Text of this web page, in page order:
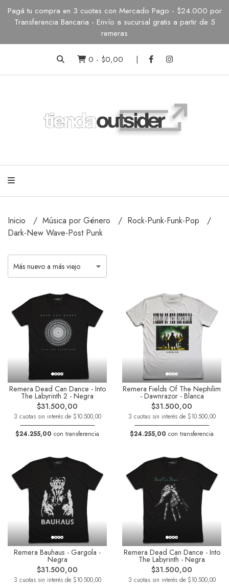
Pagá tu compra en 3 cuotas con Mercado Pago - $24.000 por
Transferencia Bancaria - Envío a sucursal gratis a partir de 5
remeras
0 - $0,00
Inicio Música por Género
Rock-Punk-Funk-Pop
Dark-New Wave-Post Punk
Remera Dead Can Dance - Into
The Labyrinth 2 - Negra
$31.500,00
3 cuotas sin interés de $10.500,00
$24.255,00 con transferencia
Remera Fields Of The Nephilim
- Dawnrazor - Blanca
$31.500,00
3 cuotas sin interés de $10.500,00
$24.255,00 con transferencia
Remera Bauhaus - Gargola -
Negra
$31.500,00
3 cuotas sin interés de $10.500,00
Remera Dead Can Dance - Into
The Labyrinth - Negra
$31.500,00
3 cuotas sin interés de $10.500,00